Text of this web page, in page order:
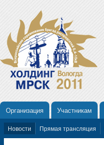
Организация Участникам
Новости Прямая трансляция